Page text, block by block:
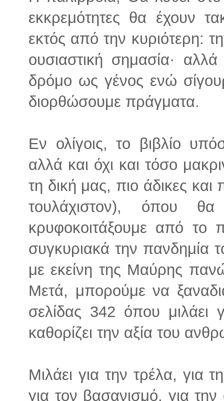
εκκρεμότητες θα έχουν
εκτός από την κυριότερη:
ουσιαστική σημασία·
δρόμο ως γένος ενώ
διορθώσουμε πράγματα.
Εν ολίγοις, το βιβλίο
αλλά και όχι και τόσο
τη δική μας, πιο άδικες
τουλάχιστον), όπου
κρυφοκοιτάξουμε από το
συγκυριακά την πανδημία
με εκείνη της Μαύρης
Μετά, μπορούμε να
σελίδας 342 όπου μιλάει
καθορίζει την αξία του
Μιλάει για την τρέλα, για
για τον βασανισμό, για